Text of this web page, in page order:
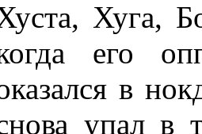
Хуга,
его
в
упал в